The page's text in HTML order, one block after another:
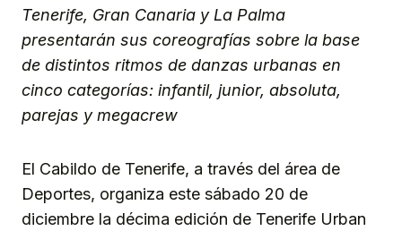
Tenerife, Gran Canaria y La Palma
presentarán sus coreografías sobre la base
de distintos ritmos de danzas urbanas en
cinco categorías: infantil, junior, absoluta,
parejas y megacrew
El Cabildo de Tenerife, a través del área de
Deportes, organiza este sábado 20 de
diciembre la décima edición de Tenerife Urban